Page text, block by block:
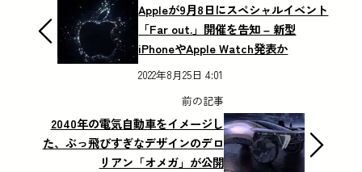
Appleが9月8日にスペシャルイベント
「Far out.」開催を告知 – 新型
iPhoneやApple Watch発表か
2022年8月25日 4:01
前の記事
2040年の電気自動車をイメージし
た、ぶっ飛びすぎなデザインのデロ
リアン「オメガ」が公開